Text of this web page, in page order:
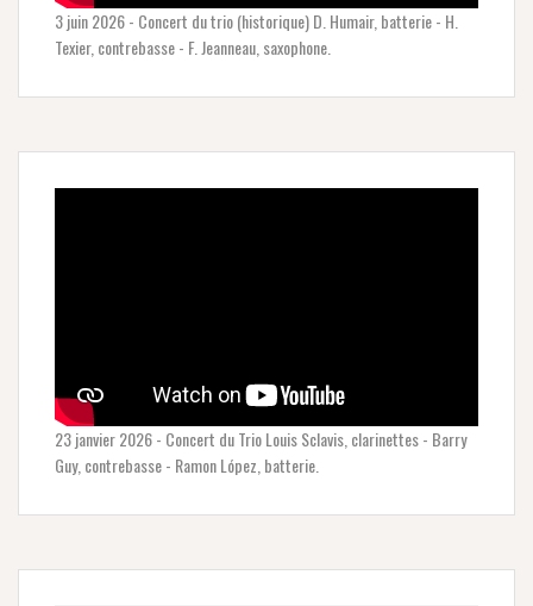
3 juin 2026 - Concert du trio (historique) D. Humair, batterie - H.
Texier, contrebasse - F. Jeanneau, saxophone.
23 janvier 2026 - Concert du Trio Louis Sclavis, clarinettes - Barry
Guy, contrebasse - Ramon López, batterie.